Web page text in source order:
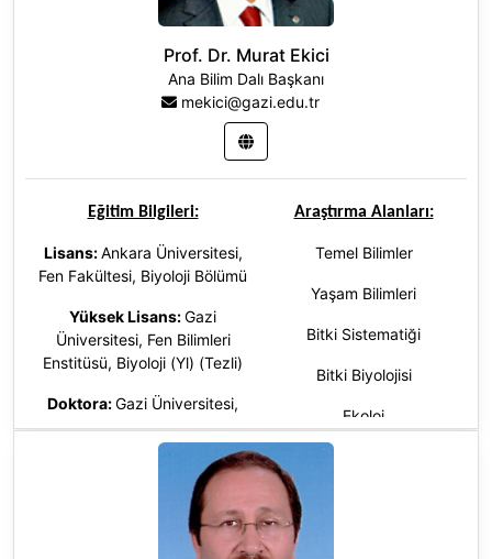
Prof. Dr. Murat Ekici
Ana Bilim Dalı Başkanı
mekici@gazi.edu.tr
Eğitim Bilgileri: Araştırma Alanları:
Lisans:Ankara Üniversitesi,
Fen Fakültesi, Biyoloji Bölümü
Yüksek Lisans:Gazi
Üniversitesi, Fen Bilimleri
Enstitüsü, Biyoloji (Yl) (Tezli)
Doktora:Gazi Üniversitesi,
Fen Bilimleri Enstitüsü, Biyoloji
(Dr), Türkiye
Temel Bilimler
Yaşam Bilimleri
Bitki Sistematiği
Bitki Biyolojisi
Ekoloj